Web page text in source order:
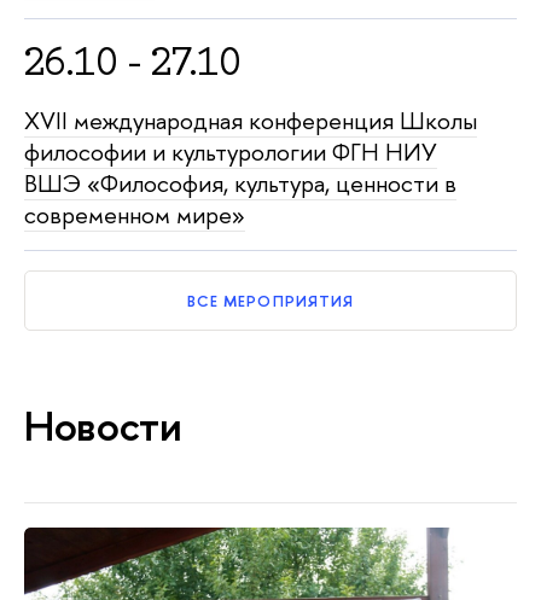
26.10 - 27.10
XVII международная конференция Школы
философии и культурологии ФГН НИУ
ВШЭ «Философия, культура, ценности в
современном мире»
ВСЕ МЕРОПРИЯТИЯ
Новости